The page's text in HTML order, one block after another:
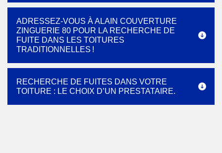
ADRESSEZ-VOUS À ALAIN COUVERTURE
ZINGUERIE 80 POUR LA RECHERCHE DE
FUITE DANS LES TOITURES
TRADITIONNELLES !
RECHERCHE DE FUITES DANS VOTRE
TOITURE : LE CHOIX D’UN PRESTATAIRE.